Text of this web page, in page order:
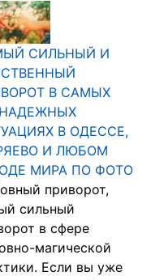
СИЛЬНЫЙ И
В САМЫХ
В ОДЕССЕ,
И ЛЮБОМ
МИРА ПО ФОТО
приворот,
сильный
в сфере
магической
Если вы уже